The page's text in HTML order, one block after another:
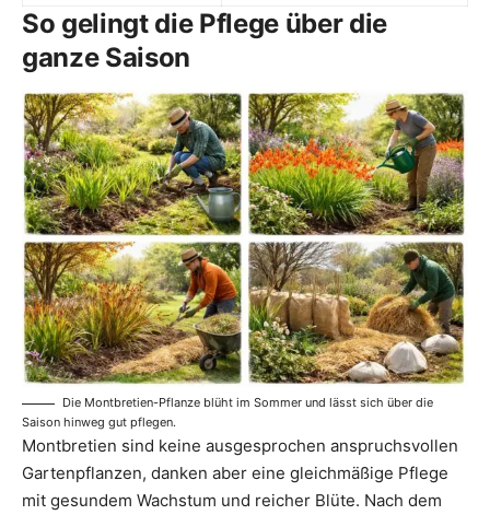
So gelingt die Pflege über die
ganze Saison
Die Montbretien-Pflanze blüht im Sommer und lässt sich über die
Saison hinweg gut pflegen.
Montbretien sind keine ausgesprochen anspruchsvollen
Gartenpflanzen, danken aber eine gleichmäßige Pflege
mit gesundem Wachstum und reicher Blüte. Nach dem